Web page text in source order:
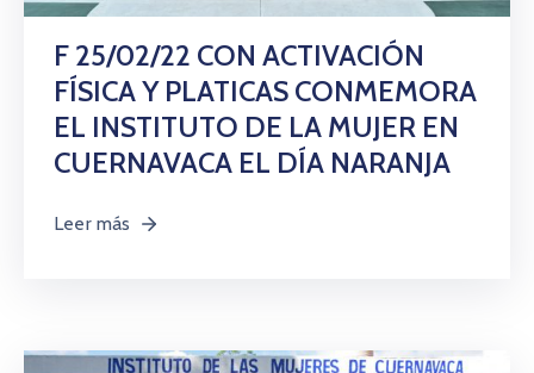
F 25/02/22 CON ACTIVACIÓN
FÍSICA Y PLATICAS CONMEMORA
EL INSTITUTO DE LA MUJER EN
CUERNAVACA EL DÍA NARANJA
Leer más